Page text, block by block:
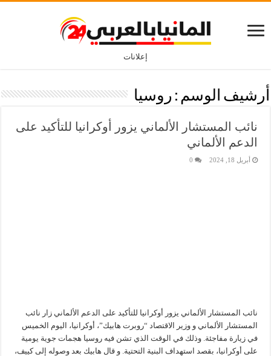
إعلانات
أرشيف الوسم : روسيا
نائب المستشار الألماني يزور أوكرانيا للتأكيد على
الدعم الألماني
أبريل 18, 2024 0
نائب المستشار الألماني يزور أوكرانيا للتأكيد على الدعم الألماني زار نائب
المستشار الألماني و وزير الاقتصاد “روبرت هابيك”، أوكرانيا، اليوم الخميس
في زيارة مفاجئة. وذلك في الوقت الذي تشن فيه روسيا هجمات جوية يومية
على أوكرانيا، بقصد استهداف البنية التحتية. و قال هابيك بعد وصوله إلى كييف،